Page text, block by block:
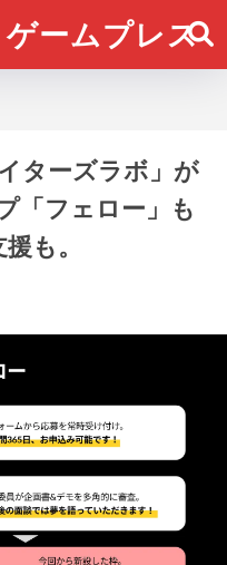
ームプレス
ターズラボ」が
「フェロー」も
も。